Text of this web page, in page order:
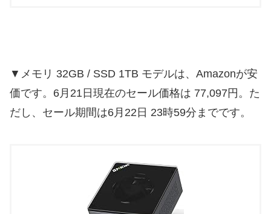
▼メモリ 32GB / SSD 1TB モデルは、Amazonが安
価です。6月21日現在のセール価格は 77,097円。た
だし、セール期間は6月22日 23時59分までです。